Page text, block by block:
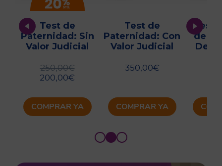
Test de
Paternidad: Sin
Valor Judicial
250,00€
200,00€
COMPRAR YA
Test de
Paternidad: Con
Valor Judicial
350,00€
COMPRAR YA
Test
de